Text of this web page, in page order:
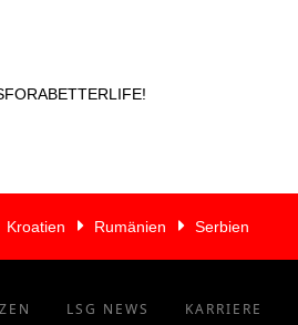
Kroatien Rumänien Serbien
LSG NEWS KARRIERE